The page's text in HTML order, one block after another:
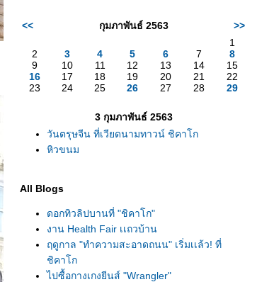
<< กุมภาพันธ์ 2563
>>
1
2
3 4 5 6 7
8
9
10 11 12 13 14
15
16
17 18 19 20 21
22
23
24 25 26 27 28 29
3 กุมภาพันธ์ 2563
วันตรุษจีน ที่เวียดนามทาวน์ ชิคาโก
หิวขนม
All Blogs
ดอกทิวลิปบานที่ "ชิคาโก"
งาน Health Fair เเถวบ้าน
ฤดูกาล "ทำความสะอาดถนน" เริ่มเเล้ว! ที่
ชิคาโก
ไปซื้อกางเกงยีนส์ "Wrangler"